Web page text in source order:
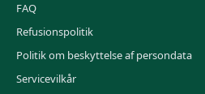
FAQ
Refusionspolitik
Politik om beskyttelse af persondata
Servicevilkår